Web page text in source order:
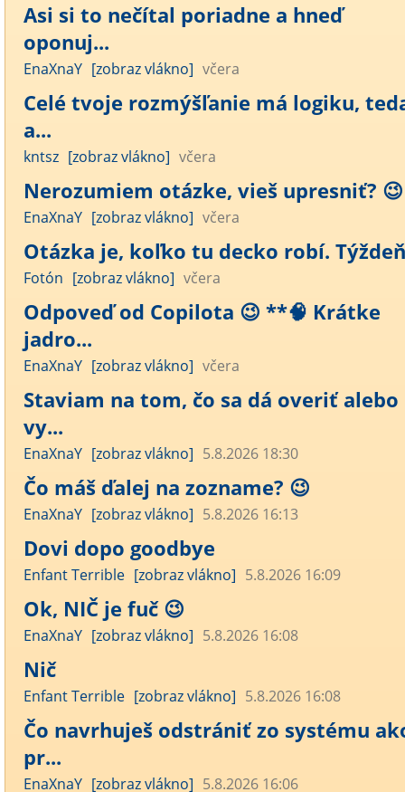
Asi si to nečítal poriadne a hneď
oponuj...
EnaXnaY [zobraz vlákno] včera
Celé tvoje rozmýšľanie má logiku,
a...
kntsz [zobraz vlákno] včera
Nerozumiem otázke, vieš upresniť? 😉
EnaXnaY [zobraz vlákno] včera
Otázka je, koľko tu decko robí.
Fotón [zobraz vlákno] včera
Odpoveď od Copilota 😉 **🧠 Krátke
jadro...
EnaXnaY [zobraz vlákno] včera
Staviam na tom, čo sa dá overiť alebo
vy...
EnaXnaY [zobraz vlákno] 5.8.2026 18:30
Čo máš ďalej na zozname? 😉
EnaXnaY [zobraz vlákno] 5.8.2026 16:13
Dovi dopo goodbye
Enfant Terrible [zobraz vlákno] 5.8.2026 16:09
Ok, NIČ je fuč 😉
EnaXnaY [zobraz vlákno] 5.8.2026 16:08
Nič
Enfant Terrible [zobraz vlákno] 5.8.2026 16:08
Čo navrhuješ odstrániť zo systému
pr...
EnaXnaY [zobraz vlákno] 5.8.2026 16:06